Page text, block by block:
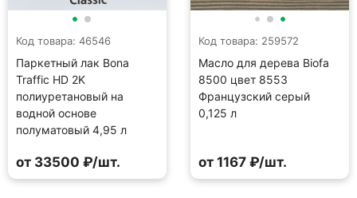
Код товара: 46546
Паркетный лак Bona
Traffic HD 2K
полиуретановый на
водной основе
полуматовый 4,95 л
от 33500 ₽/шт.
Код товара: 259572
Масло для дерева Biofa
8500 цвет 8553
Французский серый
0,125 л
от 1167 ₽/шт.